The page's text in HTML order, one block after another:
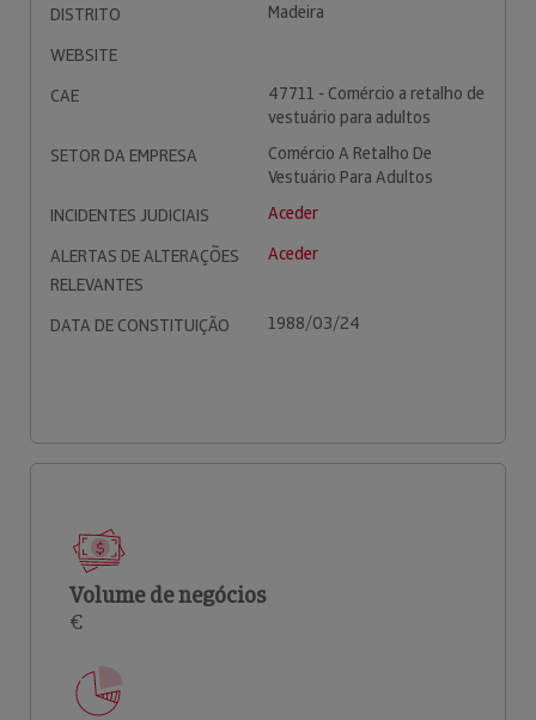
DISTRITO
Madeira
WEBSITE
CAE
47711 - Comércio a retalho de
vestuário para adultos
SETOR DA EMPRESA
Comércio A Retalho De
Vestuário Para Adultos
INCIDENTES JUDICIAIS
Aceder
ALERTAS DE ALTERAÇÕES
RELEVANTES
Aceder
DATA DE CONSTITUIÇÃO 1988/03/24
Volume de negócios
€